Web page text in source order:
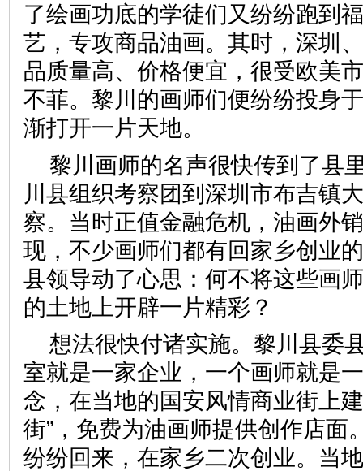
了绘画功底的学徒们又纷纷跑到
艺，专攻商品油画。其时，深圳
品质量高、价格便宜，很受欧美
不菲。黎川的画师们便纷纷投身
渐打开一片天地。
黎川画师的名声很快传到了县
川县组织考察团到深圳市布吉镇
察。当时正值金融危机，油画外
现，不少画师们都有回家乡创业
县领导动了心思：何不将这些画
的土地上开辟一片精彩？
想法很快付诸实施。黎川县委
室就是一家企业，一个画师就是
念，在当地的国安风情商业街上
街”，免费为油画师提供创作店面
纷纷回来，在家乡二次创业。当